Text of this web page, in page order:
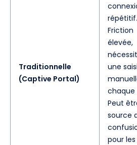
Traditionnelle
(Captive Portal)
répétitif.
Friction
élevée,
une
chaque
Peut
source
pour les